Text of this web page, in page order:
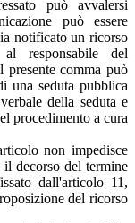
può avvalersi
può essere
notificato un ricorso
responsabile del
presente comma può
una seduta pubblica
della seduta e
procedimento a cura
non impedisce
decorso del termine
dall'articolo 11,
del ricorso